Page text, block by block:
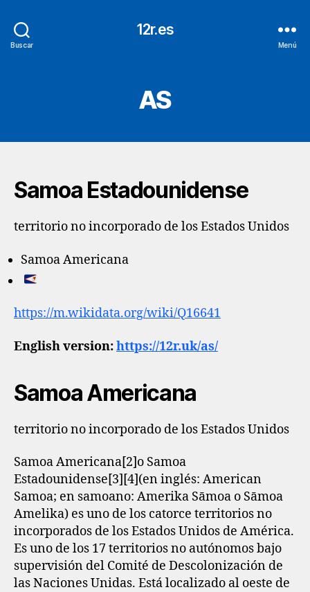
Buscar
12r.es
Menú
AS
Samoa Estadounidense
territorio no incorporado de los Estados Unidos
Samoa Americana
https://m.wikidata.org/wiki/Q16641
English version:https://12r.uk/as/
Samoa Americana
territorio no incorporado de los Estados Unidos
Samoa Americana[2]​o Samoa
Estadounidense[3]​[4]​(en inglés: American
Samoa; en samoano: Amerika Sāmoa o Sāmoa
Amelika) es uno de los catorce territorios no
incorporados de los Estados Unidos de América.
Es uno de los 17 territorios no autónomos bajo
supervisión del Comité de Descolonización de
las Naciones Unidas. Está localizado al oeste de